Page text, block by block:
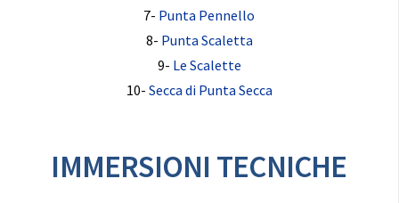
7- Punta Pennello
8- Punta Scaletta
9- Le Scalette
10- Secca di Punta Secca
IMMERSIONI TECNICHE